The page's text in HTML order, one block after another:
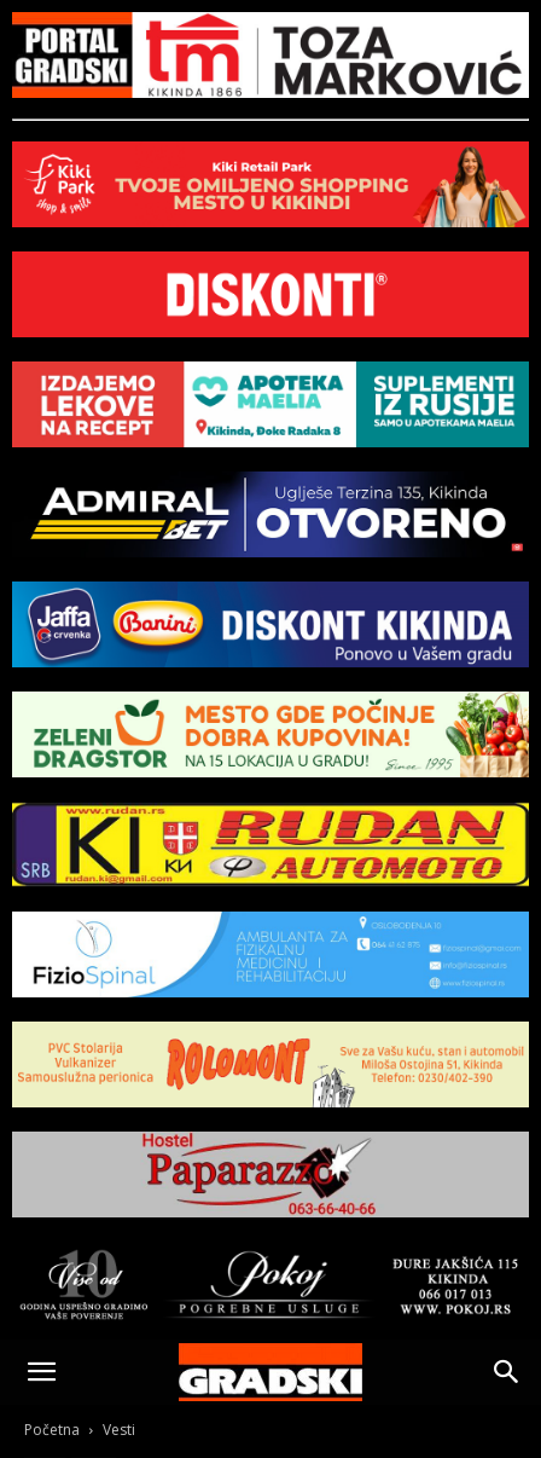
Gradski
Online
Početna Vesti